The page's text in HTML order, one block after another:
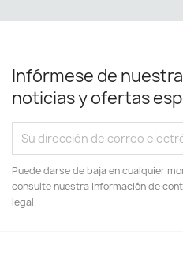
Infórmese de
noticias y ofertas
Puede darse de baja en cualquier
consulte nuestra información de
legal.